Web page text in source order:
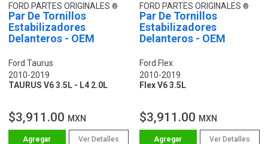
FORD PARTES ORIGINALES
Par De Tornillos
Estabilizadores
Delanteros - OEM
Ford Taurus
2010-2019
TAURUS V6 3.5L - L4 2.0L
$3,911.00 MXN
Ver Detalles
FORD PARTES ORIGINALES
Par De Tornillos
Estabilizadores
Delanteros - OEM
Ford Flex
2010-2019
Flex V6 3.5L
$3,911.00 MXN
Ver Detalles